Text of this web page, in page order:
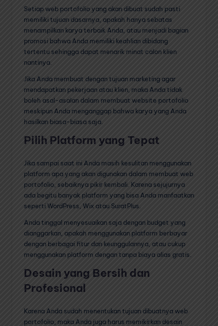
Setiap web portofolio yang akan dibuat sudah pasti
memiliki tujuan dasarnya, apakah hanya sebatas
menampilkan karya terbaik Anda, atau menjadi bagian
promosi bahwa Anda memiliki keahlian dibidang
tertentu sehingga dapat menarik minat calon klien
nantinya.
Jika Anda membuat dengan tujuan marketing agar
mendapatkan pekerjaan atau klien, maka Anda tidak
boleh asal-asalan dalam membuat website portofolio
meskipun Anda menganggap bahwa karya yang Anda
hasilkan biasa-biasa saja.
Pilih Platform yang Tepat
Jika sampai saat ini Anda masih kesulitan menggunakan
platform apa yang akan digunakan dalam membuat web
portofolio, sebaiknya pikir kembali. Karena sejujurnya
ada begitu banyak platform yang bisa Anda manfaatkan
seperti WordPress, Wix atau SuratPlus.
Anda tinggal menyesuaikan saja dengan budget yang
dianggarkan, apakah menggunakan platform berbayar
dengan berbagai fitur dan keunggulannya, atau cukup
menggunakan platform dengan tanpa biaya alias gratis.
Desain yang Bersih dan
Profesional
Karena Anda sudah menentukan tujuan dibuatnya web
portofolio, maka Anda juga harus memikirkan desain